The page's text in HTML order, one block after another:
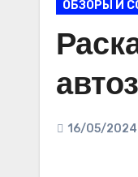
ОБЗОРЫ И
16/05/2024